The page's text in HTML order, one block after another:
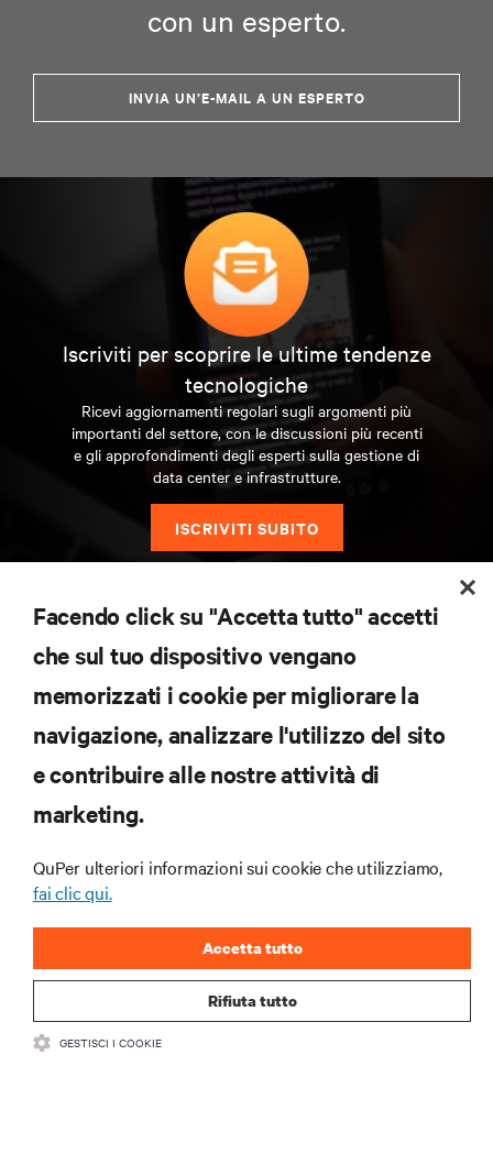
con un esperto.
INVIA UN’E-MAIL A UN ESPERTO
Iscriviti per scoprire le ultime tendenze
tecnologiche
Ricevi aggiornamenti regolari sugli argomenti più
importanti del settore, con le discussioni più recenti
e gli approfondimenti degli esperti sulla gestione di
data center e infrastrutture.
ISCRIVITI SUBITO
SUPPORTO
AZIENDA
CONTATTACI
Facendo click su "Accetta tutto" accetti
che sul tuo dispositivo vengano
memorizzati i cookie per migliorare la
navigazione, analizzare l'utilizzo del sito
e contribuire alle nostre attività di
marketing.
QuPer ulteriori informazioni sui cookie che utilizziamo,
fai clic qui.
Rifiuta tutto
Accetta tutto
GESTISCI I COOKIE